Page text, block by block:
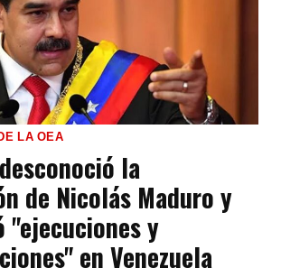
LA OEA
la
de Nicolás Maduro y
"ejecuciones y
en Venezuela